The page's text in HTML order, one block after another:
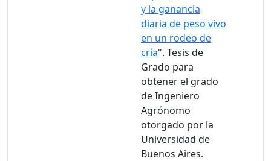
y la ganancia
diaria de peso vivo
en un rodeo de
cría". Tesis de
Grado para
obtener el grado
de Ingeniero
Agrónomo
otorgado por la
Universidad de
Buenos Aires.